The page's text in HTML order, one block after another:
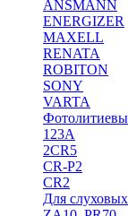
ANSMANN
ENERGIZER
MAXELL
RENATA
ROBITON
SONY
VARTA
123A
2CR5
CR-P2
CR2
Для